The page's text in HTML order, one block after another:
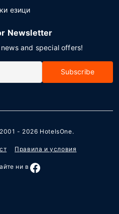
езици
Newsletter
and special offers!
Subscribe
- 2026 HotelsOne.
Правила и условия
ни в